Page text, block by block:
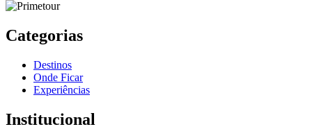
Categorias
Destinos
Onde Ficar
Experiências
Institucional